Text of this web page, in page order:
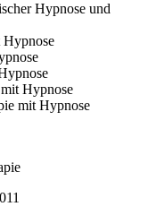
Hypnose und
Hypnose
Hypnose
mit Hypnose